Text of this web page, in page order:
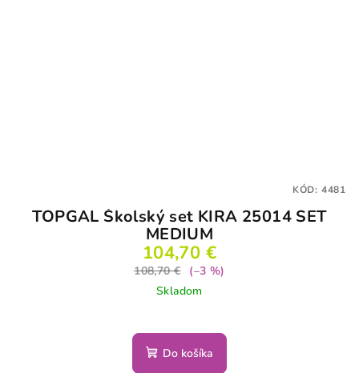
TOPGAL Školský set KIRA 25014 SET
MEDIUM
104,70 €
108,70 €
(–3 %)
Skladom
Do košíka
KÓD: 4481